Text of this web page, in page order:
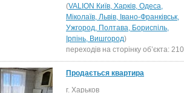
(VALION Київ, Харків, Одеса,
Міколаїв, Львів, Івано-Франківськ,
Ужгород, Полтава, Бориспіль,
Ірпінь, Вишгород)
переходів на сторінку об’єкта: 210
Продається квартира
г. Харьков